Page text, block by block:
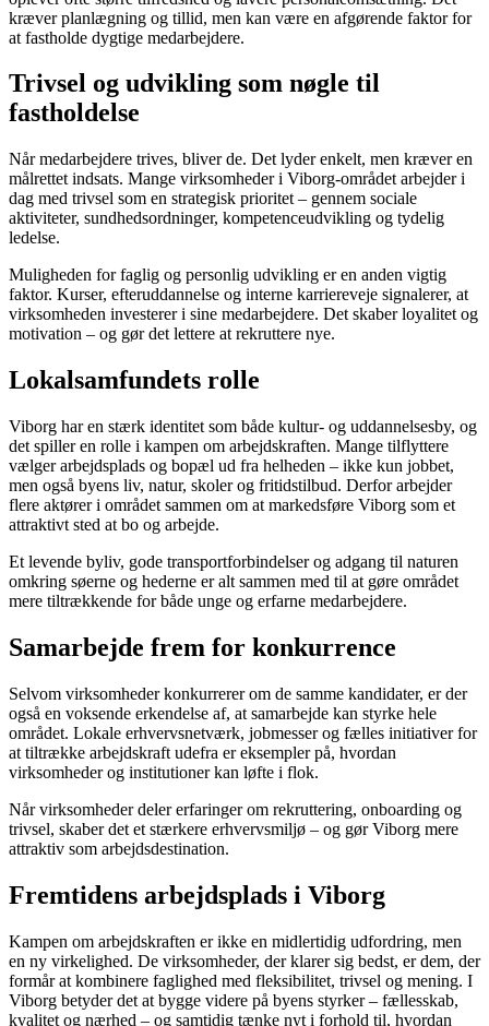
kræver planlægning og tillid, men kan være en afgørende faktor for
at fastholde dygtige medarbejdere.
Trivsel og udvikling som nøgle til
fastholdelse
Når medarbejdere trives, bliver de. Det lyder enkelt, men kræver en
målrettet indsats. Mange virksomheder i Viborg-området arbejder i
dag med trivsel som en strategisk prioritet – gennem sociale
aktiviteter, sundhedsordninger, kompetenceudvikling og tydelig
ledelse.
Muligheden for faglig og personlig udvikling er en anden vigtig
faktor. Kurser, efteruddannelse og interne karriereveje signalerer, at
virksomheden investerer i sine medarbejdere. Det skaber loyalitet og
motivation – og gør det lettere at rekruttere nye.
Lokalsamfundets rolle
Viborg har en stærk identitet som både kultur- og uddannelsesby, og
det spiller en rolle i kampen om arbejdskraften. Mange tilflyttere
vælger arbejdsplads og bopæl ud fra helheden – ikke kun jobbet,
men også byens liv, natur, skoler og fritidstilbud. Derfor arbejder
flere aktører i området sammen om at markedsføre Viborg som et
attraktivt sted at bo og arbejde.
Et levende byliv, gode transportforbindelser og adgang til naturen
omkring søerne og hederne er alt sammen med til at gøre området
mere tiltrækkende for både unge og erfarne medarbejdere.
Samarbejde frem for konkurrence
Selvom virksomheder konkurrerer om de samme kandidater, er der
også en voksende erkendelse af, at samarbejde kan styrke hele
området. Lokale erhvervsnetværk, jobmesser og fælles initiativer for
at tiltrække arbejdskraft udefra er eksempler på, hvordan
virksomheder og institutioner kan løfte i flok.
Når virksomheder deler erfaringer om rekruttering, onboarding og
trivsel, skaber det et stærkere erhvervsmiljø – og gør Viborg mere
attraktiv som arbejdsdestination.
Fremtidens arbejdsplads i Viborg
Kampen om arbejdskraften er ikke en midlertidig udfordring, men
en ny virkelighed. De virksomheder, der klarer sig bedst, er dem, der
formår at kombinere faglighed med fleksibilitet, trivsel og mening. I
Viborg betyder det at bygge videre på byens styrker – fællesskab,
kvalitet og nærhed – og samtidig tænke nyt i forhold til, hvordan